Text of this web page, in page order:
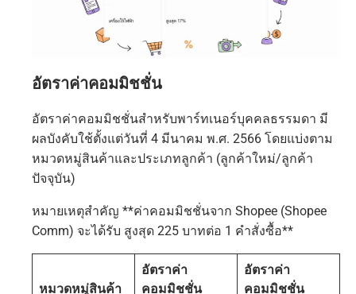
อัตราค่าคอมมิชชั่น
อัตราค่าคอมมิชชั่นสำหรับพาร์ทเนอร์บุคคลธรรมดา มี
ผลบังคับใช้ตั้งแต่วันที่ 4 มีนาคม พ.ศ. 2566 โดยแบ่งตาม
หมวดหมู่สินค้าและประเภทลูกค้า (ลูกค้าใหม่/ลูกค้า
ปัจจุบัน)
หมายเหตุสำคัญ **ค่าคอมมิชชั่นจาก Shopee (Shopee
Comm) จะได้รับ สูงสุด 225 บาทต่อ 1 คำสั่งซื้อ**
หมวดหมู่สินค้า
อัตราค่า
คอมมิชชั่น
อัตราค่า
คอมมิชชั่น